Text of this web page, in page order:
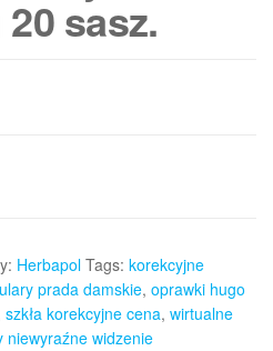
sasz.
Herbapol Tags: korekcyjne
prada damskie, oprawki hugo
szkła korekcyjne cena, wirtualne
niewyraźne widzenie